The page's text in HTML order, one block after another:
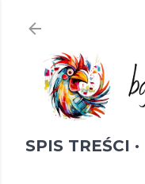
SPIS TREŚCI